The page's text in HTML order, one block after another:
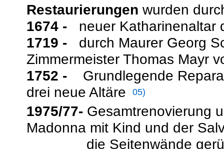
Restaurierungen wurden
1674 - neuer Katharinenaltar
1719 - durch Maurer Georg
Zimmermeister Thomas Mayr
1752 - Grundlegende
drei neue Altäre
05)
1975/77- Gesamtrenovierung
Madonna mit Kind und der
die Seitenwände